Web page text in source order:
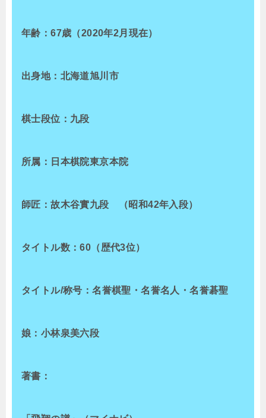
年齢：67歳（2020年2月現在）
出身地：北海道旭川市
棋士段位：九段
所属：日本棋院東京本院
師匠：故木谷實九段 （昭和42年入段）
タイトル数：60（歴代3位）
タイトル/称号：名誉棋聖・名誉名人・名誉碁聖
娘：小林泉美六段
著書：